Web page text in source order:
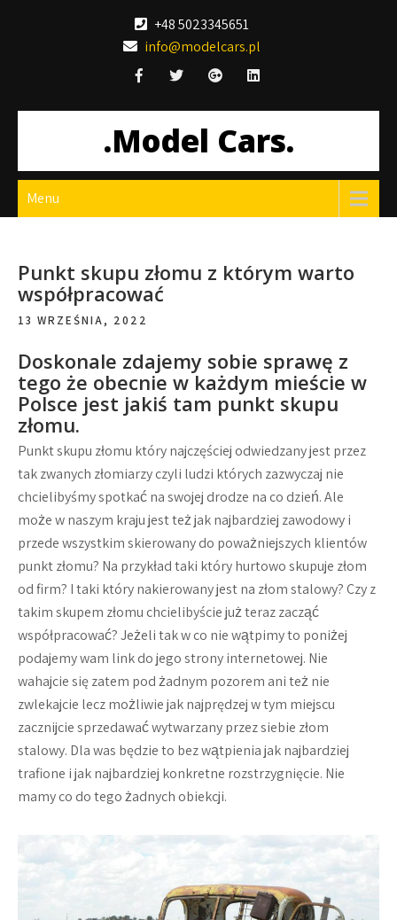
+48 5023345651
info@modelcars.pl
.Model Cars.
Menu
Punkt skupu złomu z którym warto
współpracować
13 WRZEŚNIA, 2022
Doskonale zdajemy sobie sprawę z
tego że obecnie w każdym mieście w
Polsce jest jakiś tam punkt skupu
złomu.
Punkt skupu złomu który najczęściej odwiedzany jest przez
tak zwanych złomiarzy czyli ludzi których zazwyczaj nie
chcielibyśmy spotkać na swojej drodze na co dzień. Ale
może w naszym kraju jest też jak najbardziej zawodowy i
przede wszystkim skierowany do poważniejszych klientów
punkt złomu? Na przykład taki który hurtowo skupuje złom
od firm? I taki który nakierowany jest na złom stalowy? Czy z
takim skupem złomu chcielibyście już teraz zacząć
współpracować? Jeżeli tak w co nie wątpimy to poniżej
podajemy wam link do jego strony internetowej. Nie
wahajcie się zatem pod żadnym pozorem ani też nie
zwlekajcie lecz możliwie jak najprędzej w tym miejscu
zacznijcie sprzedawać wytwarzany przez siebie złom
stalowy. Dla was będzie to bez wątpienia jak najbardziej
trafione i jak najbardziej konkretne rozstrzygnięcie. Nie
mamy co do tego żadnych obiekcji.